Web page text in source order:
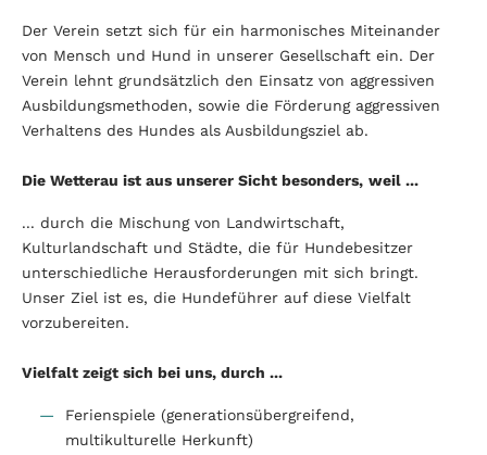
Der Verein setzt sich für ein harmonisches Miteinander
von Mensch und Hund in unserer Gesellschaft ein. Der
Verein lehnt grundsätzlich den Einsatz von aggressiven
Ausbildungsmethoden, sowie die Förderung aggressiven
Verhaltens des Hundes als Ausbildungsziel ab.
Die Wetterau ist aus unserer Sicht besonders, weil ...
... durch die Mischung von Landwirtschaft,
Kulturlandschaft und Städte, die für Hundebesitzer
unterschiedliche Herausforderungen mit sich bringt.
Unser Ziel ist es, die Hundeführer auf diese Vielfalt
vorzubereiten.
Vielfalt zeigt sich bei uns, durch ...
Ferienspiele (generationsübergreifend,
multikulturelle Herkunft)